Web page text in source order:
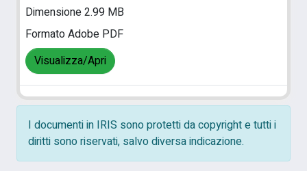
Dimensione 2.99 MB
Formato Adobe PDF
Visualizza/Apri
I documenti in IRIS sono protetti da copyright e tutti i
diritti sono riservati, salvo diversa indicazione.